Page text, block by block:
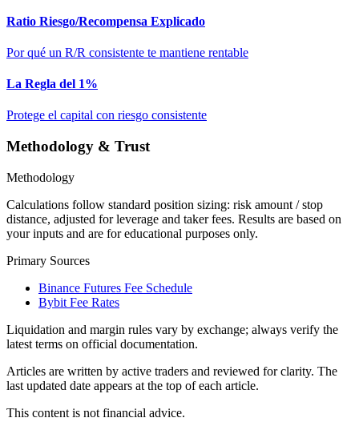
Ratio Riesgo/Recompensa Explicado
Por qué un R/R consistente te mantiene rentable
La Regla del 1%
Protege el capital con riesgo consistente
Methodology & Trust
Methodology
Calculations follow standard position sizing: risk amount / stop
distance, adjusted for leverage and taker fees. Results are based on
your inputs and are for educational purposes only.
Primary Sources
Binance Futures Fee Schedule
Bybit Fee Rates
Liquidation and margin rules vary by exchange; always verify the
latest terms on official documentation.
Articles are written by active traders and reviewed for clarity. The
last updated date appears at the top of each article.
This content is not financial advice.